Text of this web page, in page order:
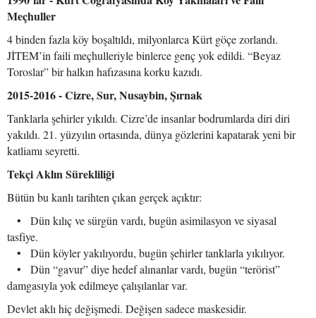
Meçhuller
4 binden fazla köy boşaltıldı, milyonlarca Kürt göçe zorlandı.
JİTEM’in faili meçhulleriyle binlerce genç yok edildi. “Beyaz
Toroslar” bir halkın hafızasına korku kazıdı.
2015-2016 - Cizre, Sur, Nusaybin, Şırnak
Tanklarla şehirler yıkıldı. Cizre’de insanlar bodrumlarda diri diri
yakıldı. 21. yüzyılın ortasında, dünya gözlerini kapatarak yeni bir
katliamı seyretti.
Tekçi Aklın Sürekliliği
Bütün bu kanlı tarihten çıkan gerçek açıktır:
• Dün kılıç ve sürgün vardı, bugün asimilasyon ve siyasal
tasfiye.
• Dün köyler yakılıyordu, bugün şehirler tanklarla yıkılıyor.
• Dün “gavur” diye hedef alınanlar vardı, bugün “terörist”
damgasıyla yok edilmeye çalışılanlar var.
Devlet aklı hiç değişmedi. Değişen sadece maskesidir.